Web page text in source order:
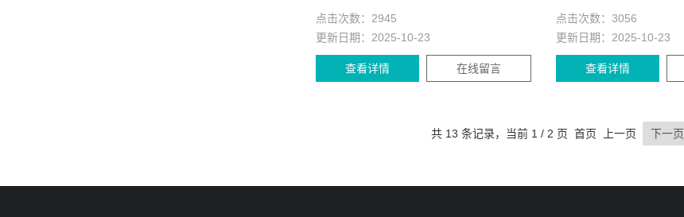
点击次数： 2945
更新日期： 2025-10-23
查看详情 在线留言
点击次数： 3056
更新日期： 2025-10-23
查看详情
共 13 条记录，当前 1 / 2 页 首页 上一页 下一页